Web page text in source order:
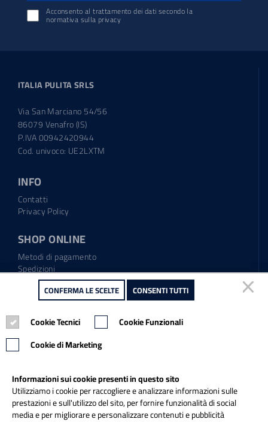
Acconsento al trattamento dei dati secondo la
normativa sulla privacy
ITALIA PULITA SRLS
Via San Marciano 54/56
86079 Venafro (IS)
P.IVA 00942420944
Cod. univoco: UE2LXTM
INFO
Contatti
Privacy Policy
SHOP ONLINE
Metodi di pagamento
Spedizioni
Regolamento garanzia
Diritto di recesso
Tel.: 0865.904373
Email:info@italiapulitasrl.it
CONFERMA LE SCELTE CONSENTI TUTTI
Cookie Tecnici
Cookie Funzionali
Cookie di Marketing
Informazioni sui cookie presenti in questo sito
Utilizziamo i cookie per raccogliere e analizzare informazioni sulle
prestazioni e sull'utilizzo del sito, per fornire funzionalità di social
media e per migliorare e personalizzare contenuti e pubblicità
CONFERMA LE SCELTE CONSENTI TUTTI
Cookie Tecnici
Cookie Funzionali
Cookie di Marketing
Informazioni sui cookie presenti in questo sito
Utilizziamo i cookie per raccogliere e analizzare informazioni sulle
prestazioni e sull'utilizzo del sito, per fornire funzionalità di social
media e per migliorare e personalizzare contenuti e pubblicità